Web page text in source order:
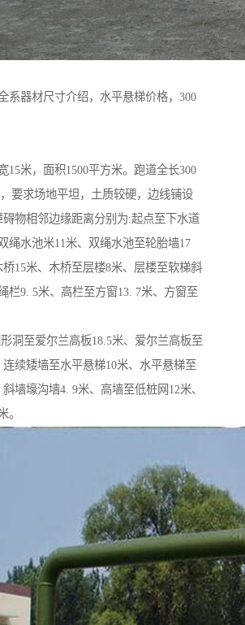
系器材尺寸介绍，水平悬梯价格，300
15米，面积1500平方米。跑道全长300
要求场地平坦，土质较硬，边线铺设
物相邻边缘距离分别为:起点至下水道
绳水池米11米、双绳水池至轮胎墙17
15米、木桥至层楼8米、层楼至软梯斜
栏9. 5米、高栏至方窗13. 7米、方窗至
洞至爱尔兰高板18.5米、爱尔兰高板至
续矮墙至水平悬梯10米、水平悬梯至
墙壕沟墙4. 9米、高墙至低桩网12米、
。